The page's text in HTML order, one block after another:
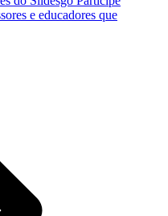
e educadores que